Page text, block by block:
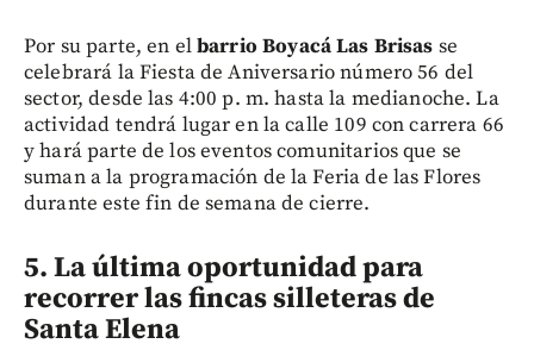
Por su parte, en elbarrio Boyacá Las Brisas se
celebrará la Fiesta de Aniversario número 56 del
sector, desde las 4:00 p. m. hasta la medianoche. La
actividad tendrá lugar en la calle 109 con carrera 66
y hará parte de los eventos comunitarios que se
suman a la programación de la Feria de las Flores
durante este fin de semana de cierre.
5. La última oportunidad para
recorrer las fincas silleteras de
Santa Elena